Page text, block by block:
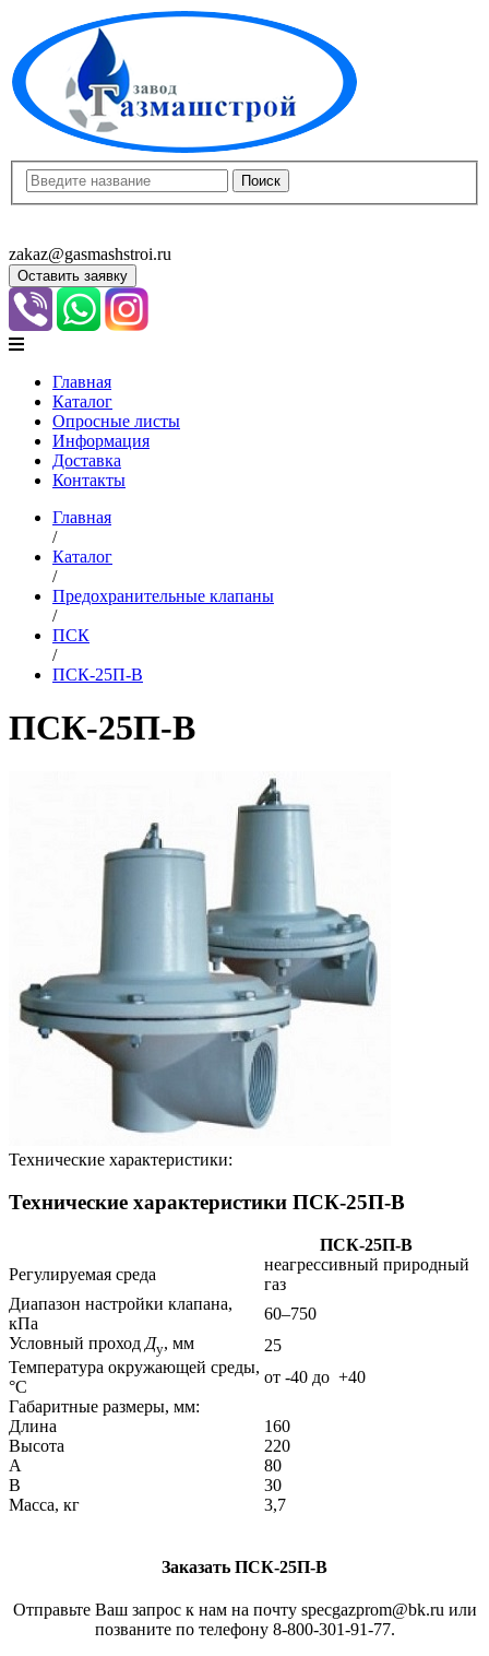
zakaz@gasmashstroi.ru
Оставить заявку
Главная
Каталог
Опросные листы
Информация
Доставка
Контакты
Главная
/
Каталог
/
Предохранительные клапаны
/
ПСК
/
ПСК-25П-В
ПСК-25П-В
Технические характеристики:
Технические характеристики ПСК-25П-В
ПСК-25П-В
Регулируемая среда
неагрессивный природный
газ
Диапазон настройки клапана,
кПа
60–750
Условный проход Ду, мм
25
Температура окружающей среды,
°С
от -40 до +40
Габаритные размеры, мм:
Длина
160
Высота
220
А
80
В
30
Масса, кг
3,7
Заказать ПСК-25П-В
Отправьте Ваш запрос к нам на почту specgazprom@bk.ru или
позваните по телефону 8-800-301-91-77.